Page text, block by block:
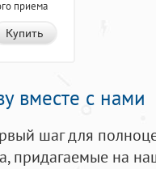
приема
Купить
вместе с нами
шаг для
придагаемые на